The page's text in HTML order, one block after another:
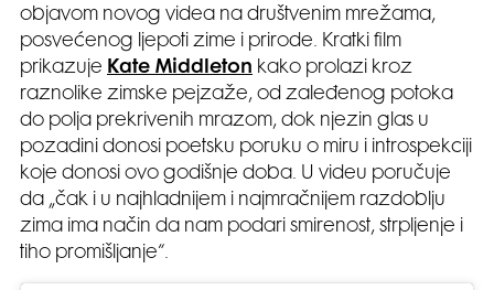
objavom novog videa na društvenim mrežama,
posvećenog ljepoti zime i prirode. Kratki film
prikazuje Kate Middleton kako prolazi kroz
raznolike zimske pejzaže, od zaleđenog potoka
do polja prekrivenih mrazom, dok njezin glas u
pozadini donosi poetsku poruku o miru i introspekciji
koje donosi ovo godišnje doba. U videu poručuje
da „čak i u najhladnijem i najmračnijem razdoblju
zima ima način da nam podari smirenost, strpljenje i
tiho promišljanje“.